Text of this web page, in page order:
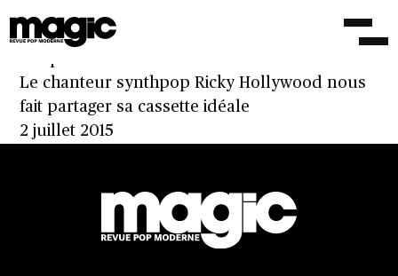
autres sorties du 3 septembre 2021
Le chanteur synthpop Ricky Hollywood nous
fait partager sa cassette idéale
2 juillet 2015